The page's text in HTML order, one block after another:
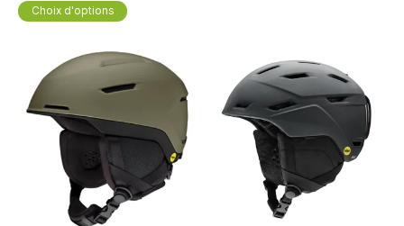
Choix d'options